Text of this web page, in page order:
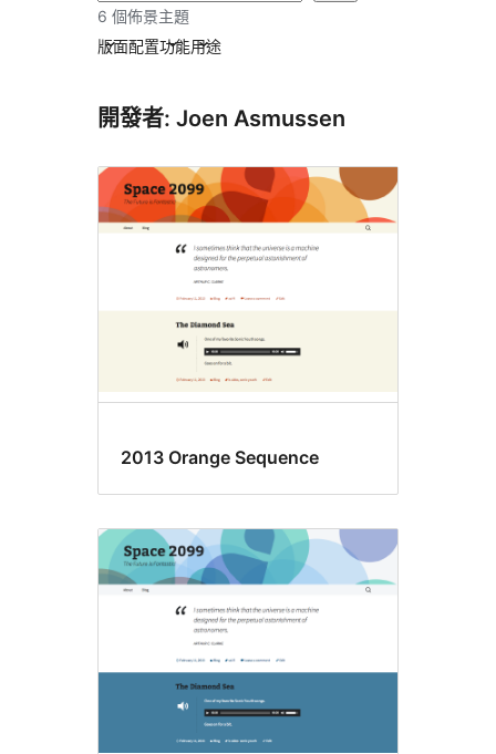
尋
6 個佈景主題
版面配置功能用途
開發者: Joen Asmussen
2013 Orange Sequence